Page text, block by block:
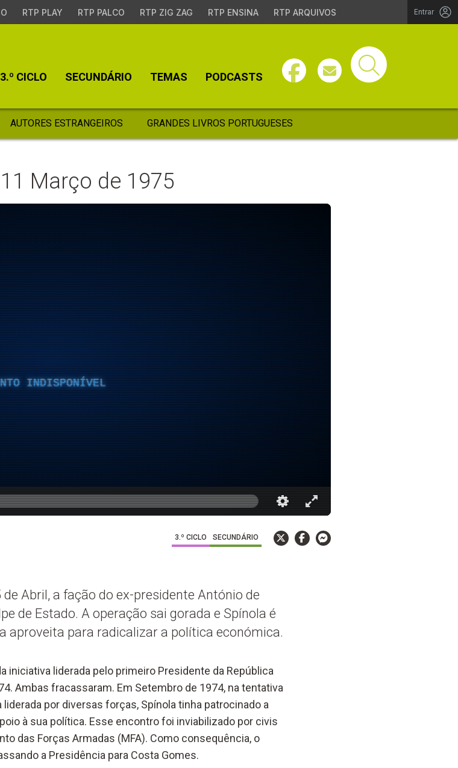
RTP PLAY RTP PALCO RTP ZIG ZAG RTP ENSINA RTP ARQUIVOS Entrar
3.º CICLO SECUNDÁRIO TEMAS PODCASTS
AUTORES ESTRANGEIROS GRANDES LIVROS PORTUGUESES
Março de 1975
INDISPONÍVEL
3.º CICLO SECUNDÁRIO
Abril, a fação do ex-presidente António de
de Estado. A operação sai gorada e Spínola é
aproveita para radicalizar a política económica.
iniciativa liderada pelo primeiro Presidente da República
Ambas fracassaram. Em Setembro de 1974, na tentativa
por diversas forças, Spínola tinha patrocinado a
à sua política. Esse encontro foi inviabilizado por civis
das Forças Armadas (MFA). Como consequência, o
a Presidência para Costa Gomes.